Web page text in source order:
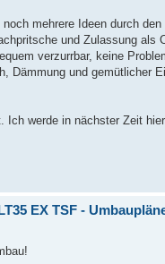
mehrere Ideen durch den
und Zulassung
verzurrbar, keine
Dämmung und gemütlicher
werde in nächster Zeit
EX TSF -